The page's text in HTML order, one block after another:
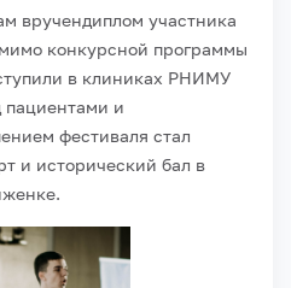
вручендиплом участника
конкурсной программы
в клиниках РНИМУ
и
фестиваля стал
и исторический бал в